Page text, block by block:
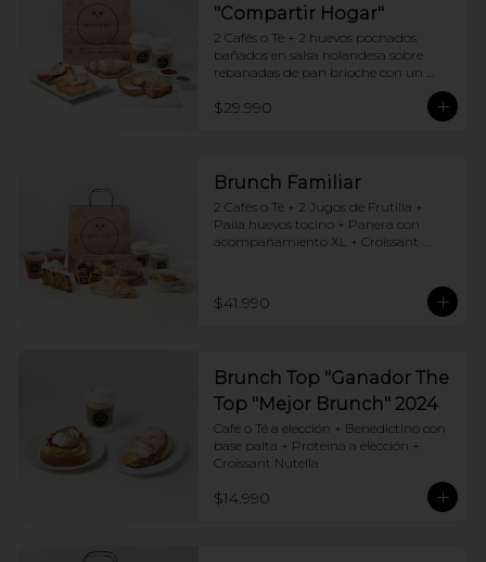
"Compartir Hogar"
2 Cafés o Té + 2 huevos pochados
bañados en salsa holandesa sobre
rebanadas de pan brioche con un
ingrediente de tu elección + Tostadas
francesas + Croissant de tu elección
$29.990
Brunch Familiar
2 Cafés o Té + 2 Jugos de Frutilla +
Paila huevos tocino + Panera con
acompañamiento XL + Croissant
$41.990
Brunch Top "Ganador The
Top "Mejor Brunch" 2024
Café o Té a elección + Benedictino con
base palta + Proteina a elección +
Croissant Nutella
$14.990